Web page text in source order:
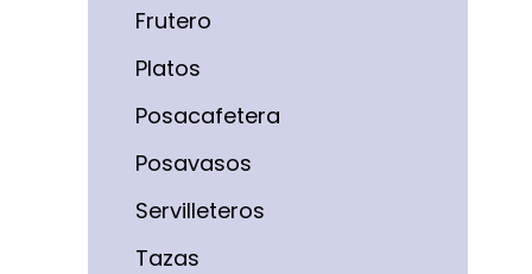
Frutero
Platos
Posacafetera
Posavasos
Servilleteros
Tazas